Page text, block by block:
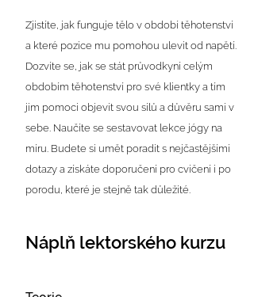
Zjistíte, jak funguje tělo v období těhotenství
a které pozice mu pomohou ulevit od napětí.
Dozvíte se, jak se stát průvodkyní celým
obdobím těhotenství pro své klientky a tím
jim pomoci objevit svou sílů a důvěru sami v
sebe. Naučíte se sestavovat lekce jógy na
míru. Budete si umět poradit s nejčastějšími
dotazy a získáte doporučení pro cvičení i po
porodu, které je stejně tak důležité.
Náplň lektorského kurzu